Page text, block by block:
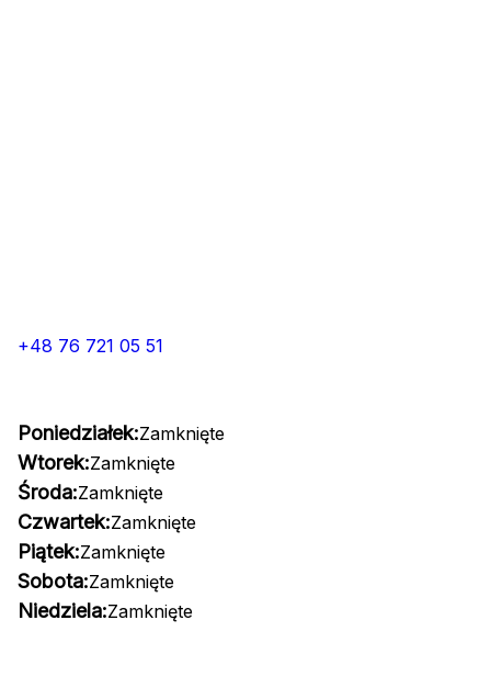
+48 76 721 05 51
Poniedziałek:Zamknięte
Wtorek:Zamknięte
Środa:Zamknięte
Czwartek:Zamknięte
Piątek:Zamknięte
Sobota:Zamknięte
Niedziela:Zamknięte